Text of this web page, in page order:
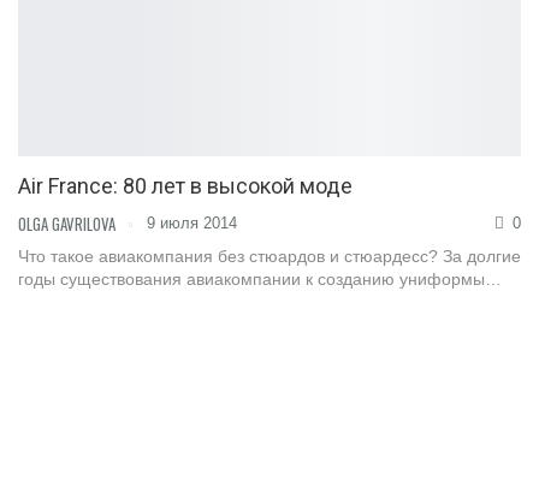
Air France: 80 лет в высокой моде
OLGA GAVRILOVA 9 июля 2014 0
Что такое авиакомпания без стюардов и стюардесс? За долгие
годы существования авиакомпании к созданию униформы…